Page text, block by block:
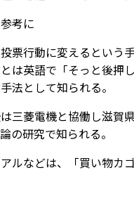
考に
票行動に変えるという
は英語で「そっと後押
法として知られる。
三菱電機と協働し滋賀
の研究で知られる。
ルなどは、「買い物カ